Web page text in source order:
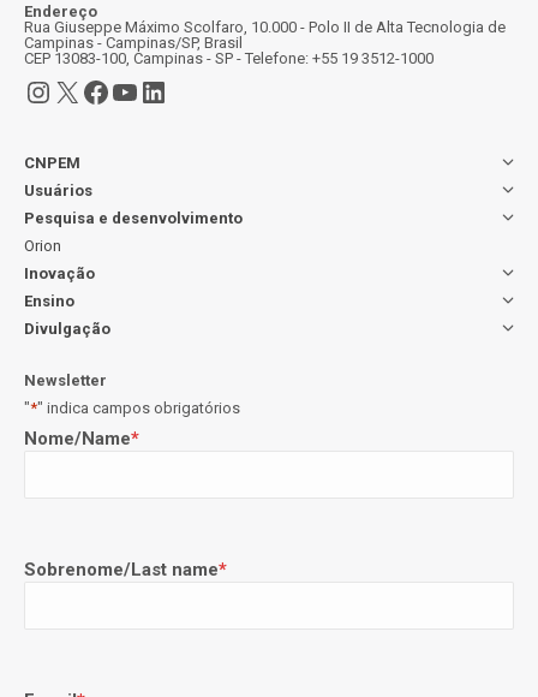
Endereço
Rua Giuseppe Máximo Scolfaro, 10.000 - Polo II de Alta Tecnologia de
Campinas - Campinas/SP, Brasil
CEP 13083-100, Campinas - SP - Telefone: +55 19 3512-1000
Instagram
X Facebook
Youtube
LinkedIn
CNPEM
Usuários
Pesquisa e desenvolvimento
Orion
Inovação
Ensino
Divulgação
Newsletter
"*" indica campos obrigatórios
Nome/Name*
Sobrenome/Last name*